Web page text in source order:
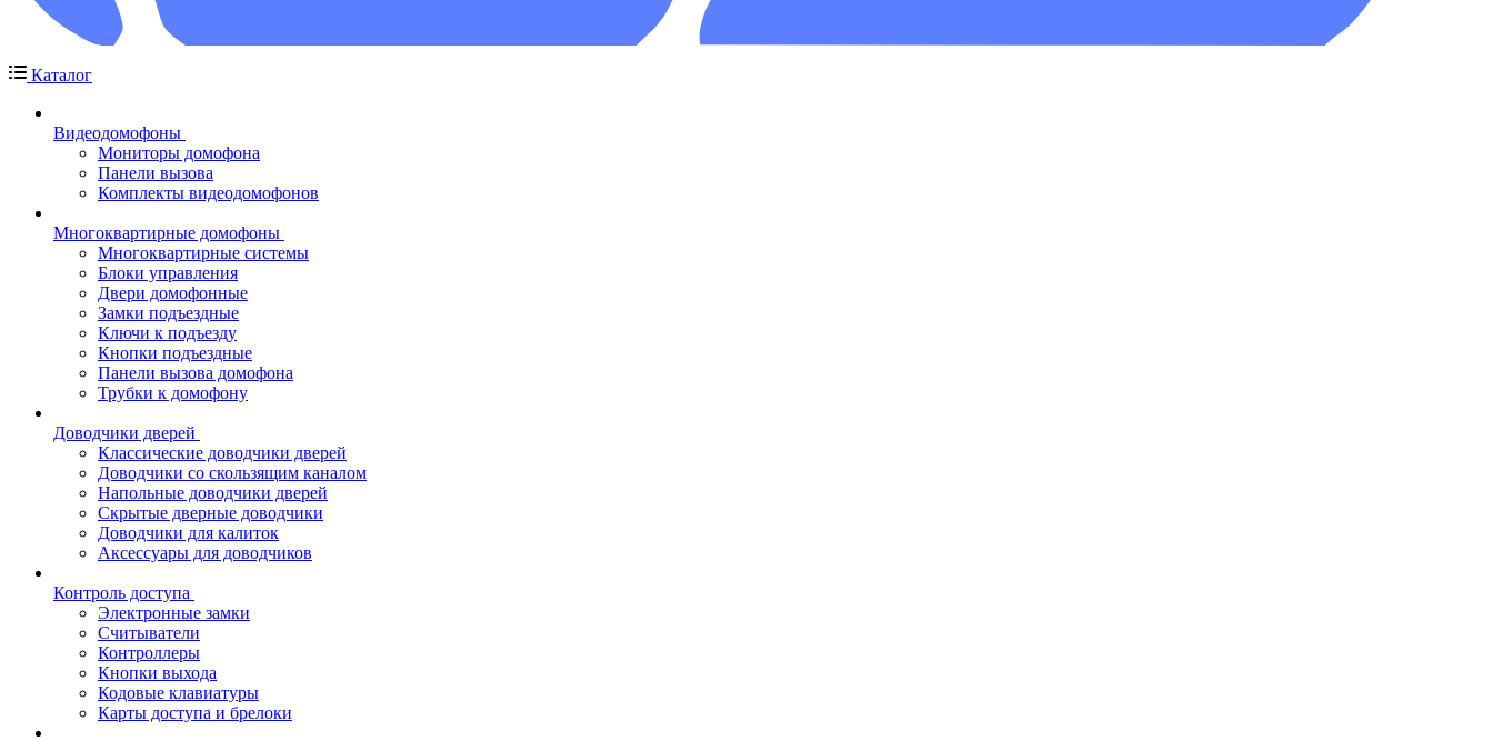
Каталог
Видеодомофоны
Мониторы домофона
Панели вызова
Комплекты видеодомофонов
Многоквартирные домофоны
Многоквартирные системы
Блоки управления
Двери домофонные
Замки подъездные
Ключи к подъезду
Кнопки подъездные
Панели вызова домофона
Трубки к домофону
Доводчики дверей
Классические доводчики дверей
Доводчики со скользящим каналом
Напольные доводчики дверей
Скрытые дверные доводчики
Доводчики для калиток
Аксессуары для доводчиков
Контроль доступа
Электронные замки
Считыватели
Контроллеры
Кнопки выхода
Кодовые клавиатуры
Карты доступа и брелоки